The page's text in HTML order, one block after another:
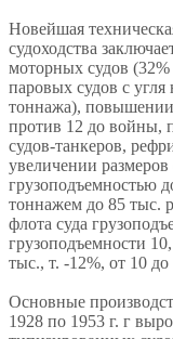
Новейшая
судоходства
моторных судов
паровых судов с
тоннажа), повышении
против 12 до войны,
судов-танкеров,
увеличении
грузоподъемностью
тоннажем до 85 тыс.
флота суда
грузоподъемности
тыс., т. -12%, от 10
Основные
1928 по 1953 г. г